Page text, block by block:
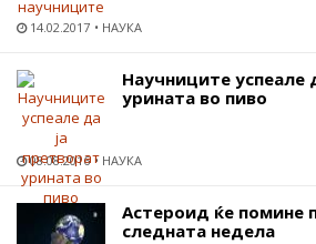
14.02.2017 НАУКА
Научниците успеале
урината во пиво
08.08.2016 НАУКА
Астероид ќе помине
следната недела